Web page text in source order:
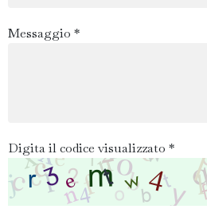
Messaggio *
Digita il codice visualizzato *